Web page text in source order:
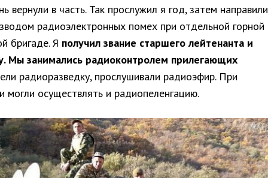
вернули в часть. Так прослужил я год, затем направили
радиоэлектронных помех при отдельной горной
бригаде. Я получил звание старшего лейтенанта и
Мы занимались радиоконтролем прилегающих
радиоразведку, прослушивали радиоэфир. При
могли осуществлять и радиопеленгацию.